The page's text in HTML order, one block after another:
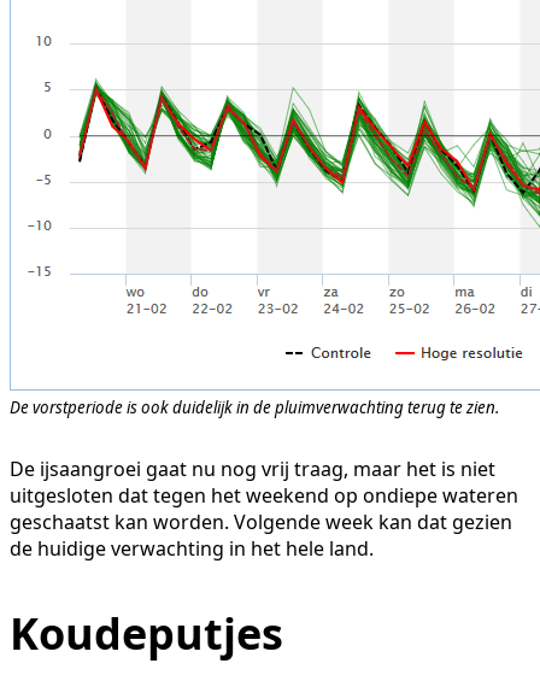
De vorstperiode is ook duidelijk in de pluimverwachting terug te zien.
De ijsaangroei gaat nu nog vrij traag, maar het is niet
uitgesloten dat tegen het weekend op ondiepe wateren
geschaatst kan worden. Volgende week kan dat gezien
de huidige verwachting in het hele land.
Koudeputjes